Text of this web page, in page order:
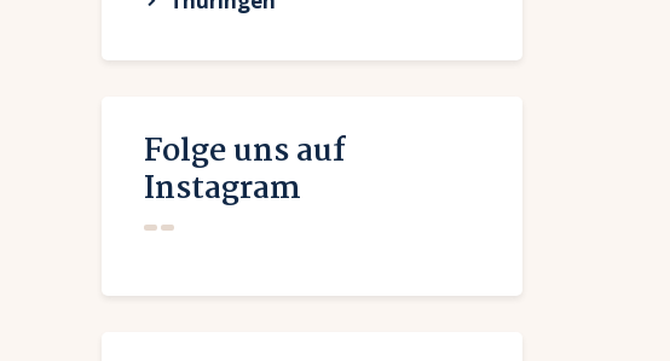
Folge uns auf
Instagram